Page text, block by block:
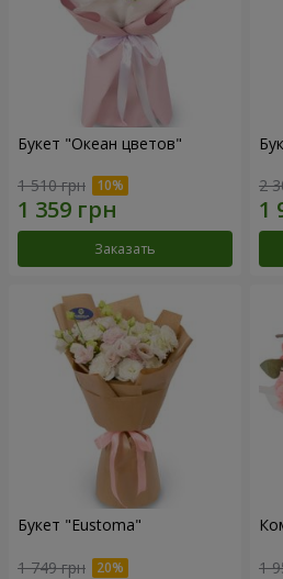
Букет "Океан цветов"
1 510 грн
Заказать
2
Букет "Eustoma"
1 749 грн 1